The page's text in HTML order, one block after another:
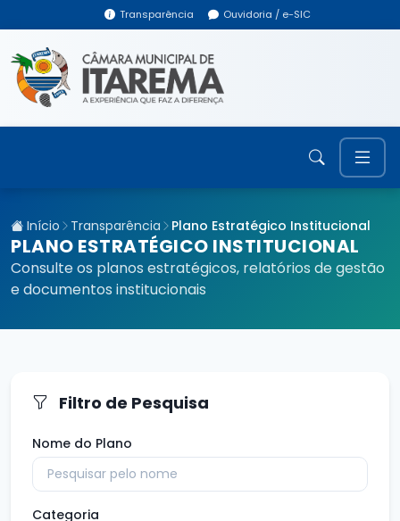
Transparência Ouvidoria / e-SIC
Início Transparência Plano Estratégico Institucional
PLANO ESTRATÉGICO INSTITUCIONAL
Consulte os planos estratégicos, relatórios de gestão
e documentos institucionais
Filtro de Pesquisa
Nome do Plano
Categoria